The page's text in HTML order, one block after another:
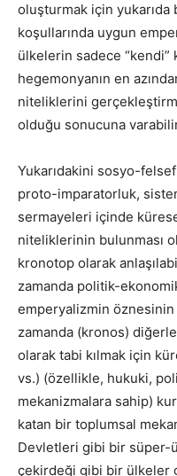
oluşturmak için
koşullarında uygun
ülkelerin sadece
hegemonyanın en
niteliklerini
olduğu sonucuna
Yukarıdakini sosyo-
proto-imparatorluk,
sermayeleri içinde
niteliklerinin bulunması
kronotop olarak
zamanda politik-
emperyalizmin
zamanda (kronos)
olarak tabi kılmak için
vs.) (özellikle, hukuki,
mekanizmalara sahip)
katan bir toplumsal
Devletleri gibi bir süper-
çekirdeği gibi bir ülkeler